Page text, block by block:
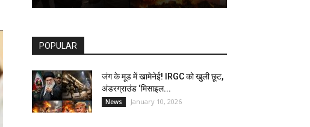
POPULAR
जंग के मूड में खामेनेई! IRGC को खुली छूट,
अंडरग्राउंड ‘मिसाइल...
News January 10, 2026